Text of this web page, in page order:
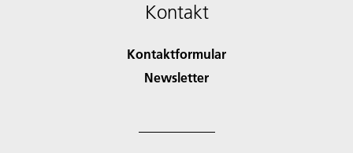
Kontakt
Kontaktformular
Newsletter